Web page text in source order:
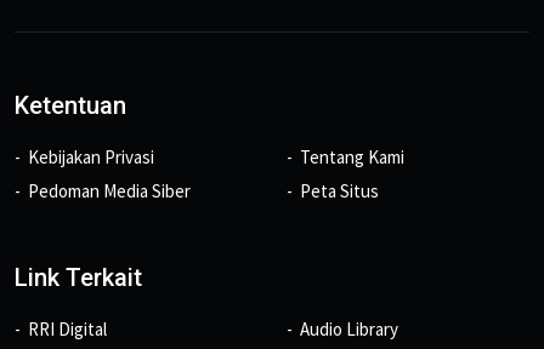
Ketentuan
Kebijakan Privasi
Pedoman Media Siber
Tentang Kami
Peta Situs
Link Terkait
RRI Digital
Audio Library